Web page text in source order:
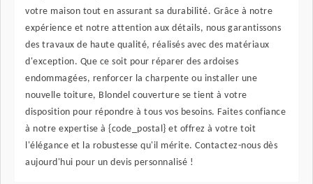
votre maison tout en assurant sa durabilité. Grâce à notre
expérience et notre attention aux détails, nous garantissons
des travaux de haute qualité, réalisés avec des matériaux
d'exception. Que ce soit pour réparer des ardoises
endommagées, renforcer la charpente ou installer une
nouvelle toiture, Blondel couverture se tient à votre
disposition pour répondre à tous vos besoins. Faites confiance
à notre expertise à {code_postal} et offrez à votre toit
l'élégance et la robustesse qu'il mérite. Contactez-nous dès
aujourd'hui pour un devis personnalisé !